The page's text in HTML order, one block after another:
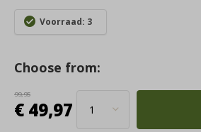
Voorraad: 3
Choose from:
99,95
€ 49,97